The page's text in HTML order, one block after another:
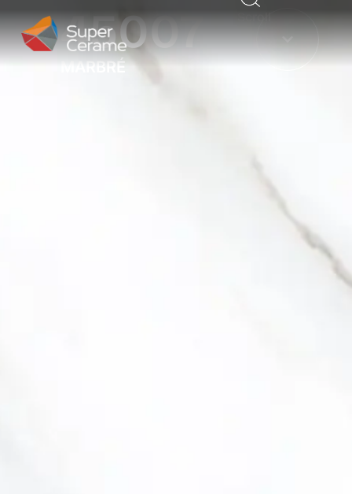
45007
MARBRÉ
Scroll